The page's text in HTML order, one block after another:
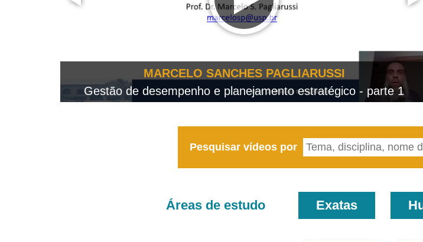
MARCELO SANCHES PAGLIARUSSI
Gestão de desempenho e planejamento estratégico - parte 1
Pesquisar vídeos por
Áreas de estudo Exatas